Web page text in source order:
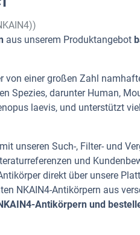
aus unserem Produktangebot
von einer großen Zahl
Spezies, darunter Human,
laevis, und unterstützt
unseren Such-, Filter- und
und
direkt über unsere
NKAIN4-Antikörpern aus
Antikörpern und